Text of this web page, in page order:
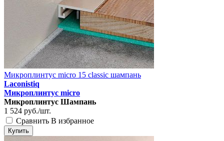
Микроплинтус micro 15 classic шампань
Laconistiq
Микроплинтус micro
Микроплинтус Шампань
1 524 руб./шт.
Сравнить В избранное
Купить